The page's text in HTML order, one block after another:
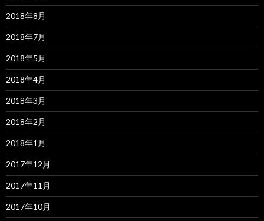
2018年8月
2018年7月
2018年5月
2018年4月
2018年3月
2018年2月
2018年1月
2017年12月
2017年11月
2017年10月